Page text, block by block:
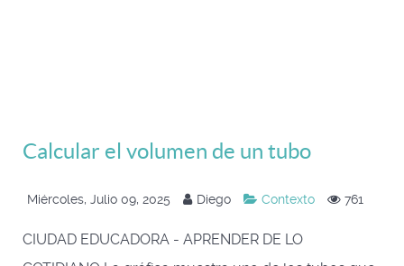
Calcular el volumen de un tubo
Miércoles, Julio 09, 2025 Diego Contexto 761
CIUDAD EDUCADORA - APRENDER DE LO